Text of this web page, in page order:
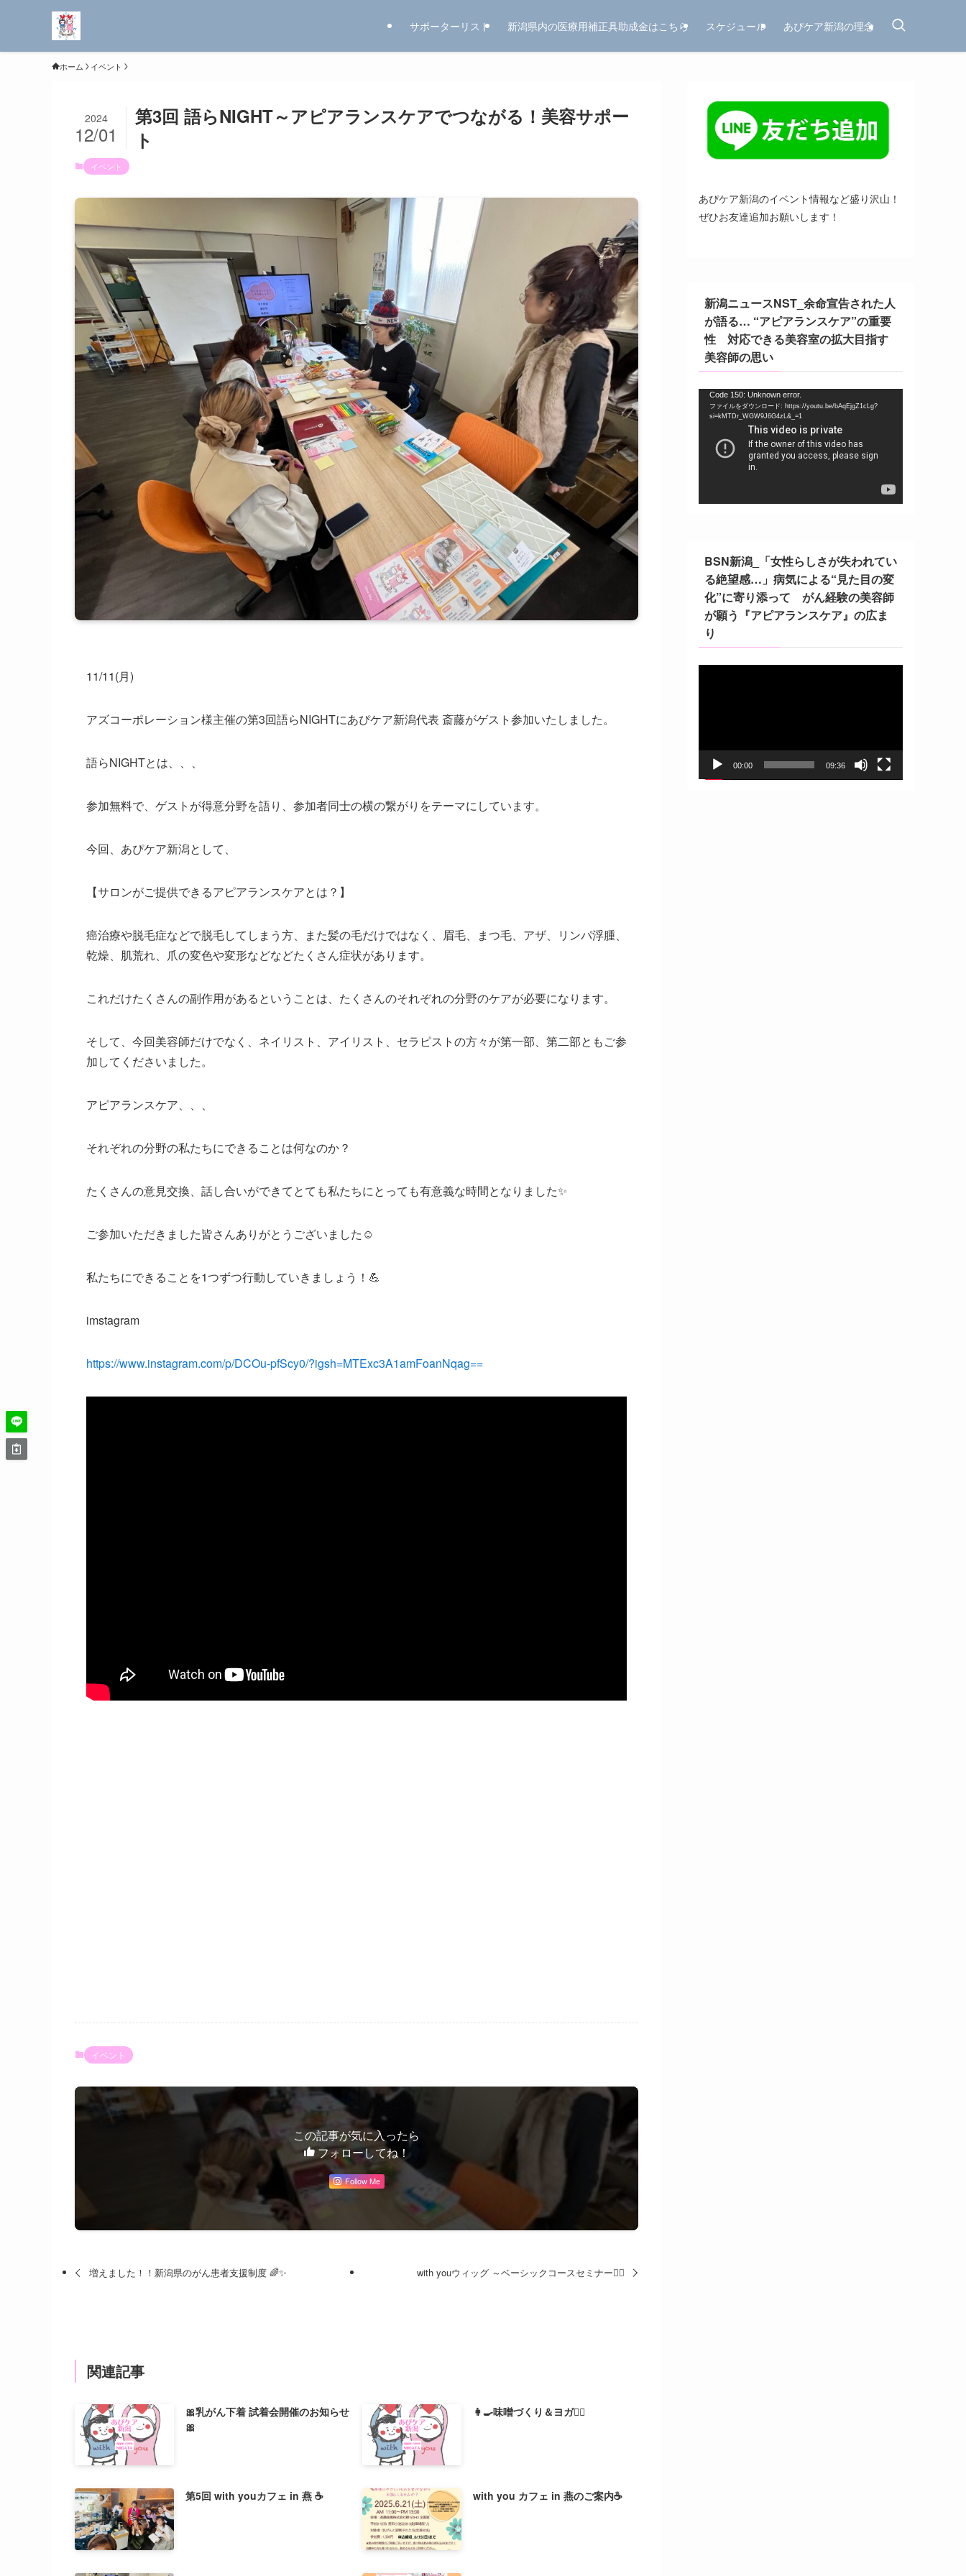
サポーターリスト 新潟県内の医療用補正具助成金はこちら スケジュール あぴケア新潟の理念
ホーム イベント
第3回 語らNIGHT～アピアランスケアでつながる！美容サポー
ト
2024
12/01
イベント
11/11(月)
アズコーポレーション様主催の第3回語らNIGHTにあぴケア新潟代表 斎藤がゲスト参加いたしました。
語らNIGHTとは、、、
参加無料で、ゲストが得意分野を語り、参加者同士の横の繋がりをテーマにしています。
今回、あぴケア新潟として、
【サロンがご提供できるアピアランスケアとは？】
癌治療や脱毛症などで脱毛してしまう方、また髪の毛だけではなく、眉毛、まつ毛、アザ、リンパ浮腫、
乾燥、肌荒れ、爪の変色や変形などなどたくさん症状があります。
これだけたくさんの副作用があるということは、たくさんのそれぞれの分野のケアが必要になります。
そして、今回美容師だけでなく、ネイリスト、アイリスト、セラピストの方々が第一部、第二部ともご参
加してくださいました。
アピアランスケア、、、
それぞれの分野の私たちにできることは何なのか？
たくさんの意見交換、話し合いができてとても私たちにとっても有意義な時間となりました✨️
ご参加いただきました皆さんありがとうございました☺️
私たちにできることを1つずつ行動していきましょう！💪
imstagram
https://www.instagram.com/p/DCOu-pfScy0/?igsh=MTExc3A1amFoanNqag==
イベント
この記事が気に入ったら
フォローしてね！
Follow Me
増えました！！新潟県のがん患者支援制度 🌈✨ with youウィッグ ～ベーシックコースセミナー💇‍♀️
関連記事
🎀乳がん下着 試着会開催のお知らせ
🎀
👩‍🍳味噌づくり＆ヨガ🧘‍♀️
第5回 with youカフェ in 燕 ☕️ with you カフェ in 燕のご案内☕️
あぴケア新潟のイベント情報など盛り沢山！
ぜひお友達追加お願いします！
新潟ニュースNST_余命宣告された人
が語る… “アピアランスケア”の重要
性 対応できる美容室の拡大目指す
美容師の思い
Code 150: Unknown error.
ファイルをダウンロード: https://youtu.be/bAqEjgZ1cLg?
si=kMTDr_WGW9J6G4zL&_=1
BSN新潟_「女性らしさが失われてい
る絶望感…」病気による“見た目の変
化”に寄り添って がん経験の美容師
が願う『アピアランスケア』の広ま
り
ヤ
00:00 09:36